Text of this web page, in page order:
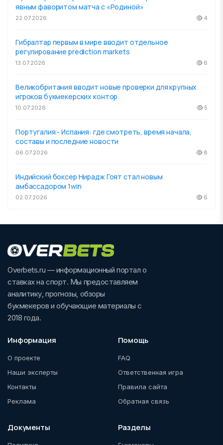
явным фаворитом матча с «Родиной»
22.07.2026 4
Гибралтар первым в мире вводит отдельное
регулирование prediction markets
13.07.2026 6
Великобритания вводит новые проверки для крупных
игроков букмекерских контор
10.07.2026 5
Португалия - Испания: где смотреть, время начала,
составы и последние новости
06.07.2026 8
Индийский боксер Нирадж Гоят стал новым
амбассадором 1win
02.07.2026 6
Overbets.ru — информационный портал о
ставках на спорт. Мы предоставляем
аналитику, прогнозы, обзоры
букмекеров и обучающие материалы с
2018 года.
Информация
О проекте
Наши эксперты
Контакты
Реклама
Помощь
FAQ
Ответственная игра
Правила сайта
Обратная связь
Документы Разделы